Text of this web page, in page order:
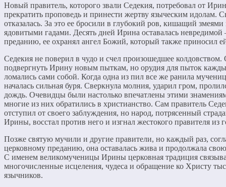
Новый правитель, которого звали Седекия, потребовал от
прекратить проповедь и принести жертву языческим идолам.
отказалась. За это ее бросили в глубокий ров, кишащий
ядовитыми гадами. Десять дней Ирина оставалась
преданию, ее охранял ангел Божий, который также приносил
Седекия не поверил в чудо и счел произошедшее колдовством.
подвергнуть Ирину новым пыткам, но орудия для пыток
ломались сами собой. Когда одна из пил все же ранила
началась сильная буря. Сверкнула молния, ударил гром,
дождь. Очевидцы были настолько впечатлены этими
многие из них обратились в христианство. Сам правитель
отступил от своего заблуждения, но народ, потрясенный
Ирины, восстал против него и изгнал жестокого правителя из
Позже святую мучили и другие правители, но каждый раз,
церковному преданию, она оставалась жива и продолжала
С именем великомученицы Ирины церковная традиция
многочисленные исцеления, чудеса и обращение ко Христу
язычников.